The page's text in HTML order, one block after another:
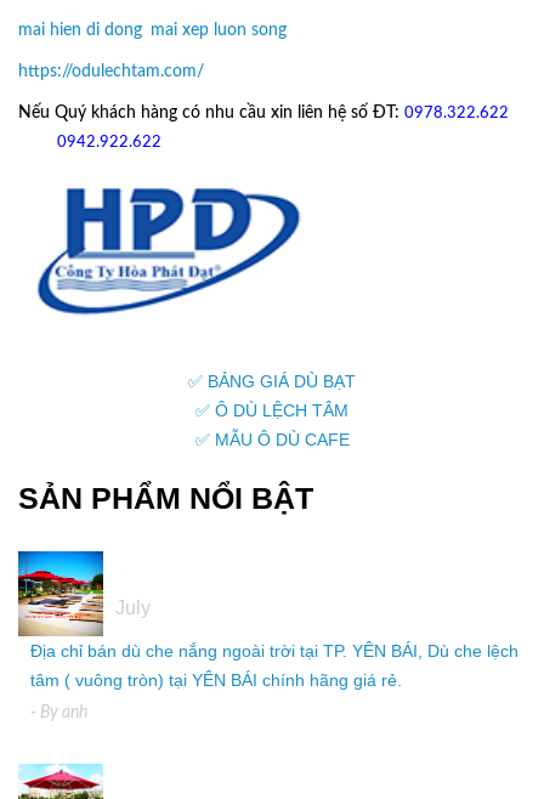
mai hien di dong mai xep luon song
https://odulechtam.com/
Nếu Quý khách hàng có nhu cầu xin liên hệ số ĐT: 0978.322.622
0942.922.622
✅ BẢNG GIÁ DÙ BẠT
✅ Ô DÙ LỆCH TÂM
✅ MẪU Ô DÙ CAFE
SẢN PHẨM NỔI BẬT
July
Địa chỉ bán dù che nắng ngoài trời tại TP. YÊN BÁI, Dù che lệch
tâm ( vuông tròn) tại YÊN BÁI chính hãng giá rẻ.
- By anh